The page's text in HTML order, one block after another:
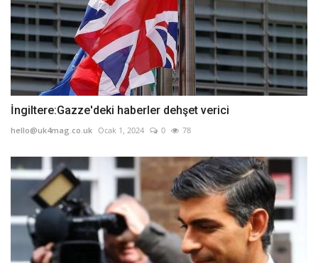
İngiltere:Gazze'deki haberler dehşet verici
hello@uk4mag.co.uk Ocak 1, 2024 0 78